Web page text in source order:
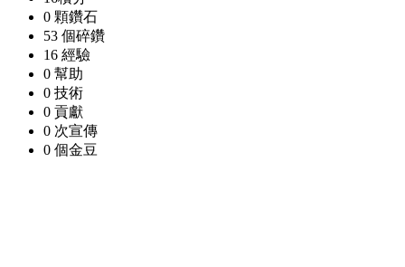
0 顆鑽石
53 個碎鑽
16 經驗
0 幫助
0 技術
0 貢獻
0 次宣傳
0 個金豆